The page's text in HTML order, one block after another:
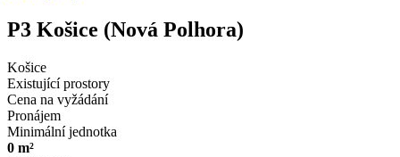
P3 Košice (Nová Polhora)
Košice
Existující prostory
Cena na vyžádání
Pronájem
Minimální jednotka
0 m²